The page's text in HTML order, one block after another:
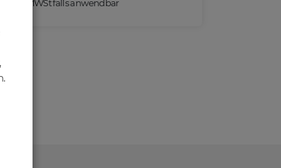
exkl. MWSt falls anwendbar